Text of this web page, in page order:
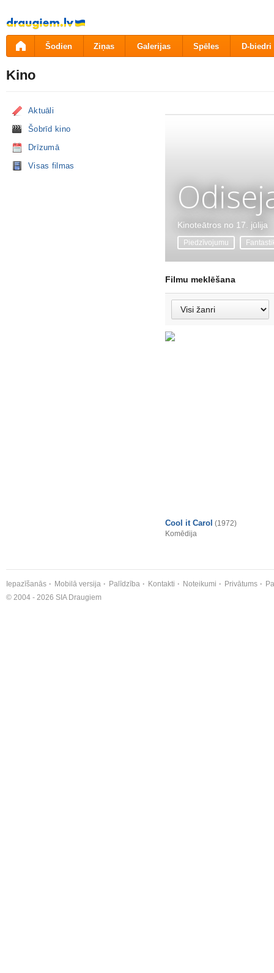
Pāriet
uz
saturu
Šodien Ziņas Galerijas Spēles D-biedri
Kino
Aktuāli
Šobrīd kino
Drīzumā
Visas filmas
Kinoteātros no 17. jūlija
Piedzīvojumu
Filmu meklēšana
Cool it Carol (1972)
Komēdija
Iepazīšanās Mobilā versija Palīdzība Kontakti Noteikumi Privātums
© 2004 - 2026 SIA Draugiem